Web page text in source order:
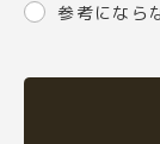
参考になら